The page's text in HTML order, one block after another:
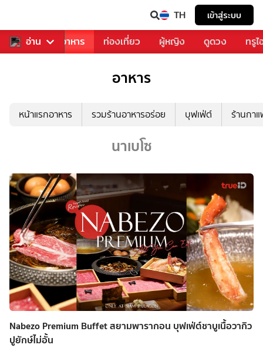
TH เข้าสู่ระบบ
อ่าน
การเพลง อาหาร ท่องเที่ยว ผู้หญิง ดูดวง ทรู
อาหาร
หน้าแรกอาหาร รวมร้านอาหารอร่อย บุฟเฟ่ต์ ร้านกา
นาเบโซ
Nabezo Premium Buffet สยามพารากอน บุฟเฟ่ต์ชาบูเนื้อวากิว
ปูยักษ์ไม่อั้น